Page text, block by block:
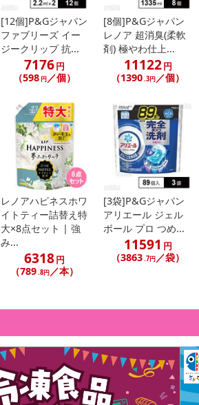
[12個]P&Gジャパン
ファブリーズ イー
ジークリップ 抗...
7176円
（598 円／個）
[8個]P&Gジャパン
レノア 超消臭(柔軟
剤) 極やわ仕上...
11122円
（1390.3円／個）
レノアハピネスホワ
イトティー詰替え特
大×8点セット | 強
み...
6318円
（789.8円／本）
[3袋]P&Gジャパン
アリエール ジェル
ボール プロ つめ...
11591 円
（3863.7円／袋）